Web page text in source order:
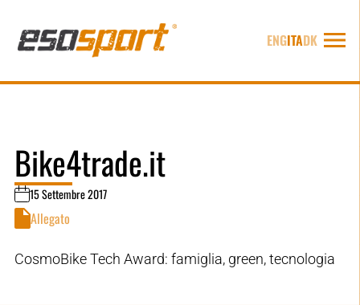
ENGITADK
Bike4trade.it
15 Settembre 2017
Allegato
CosmoBike Tech Award: famiglia, green, tecnologia